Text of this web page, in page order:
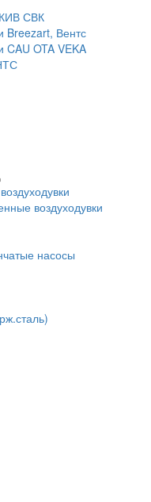
СВК
Breezart, Вентс
CAU OTA VEKA
воздуходувки
насосы